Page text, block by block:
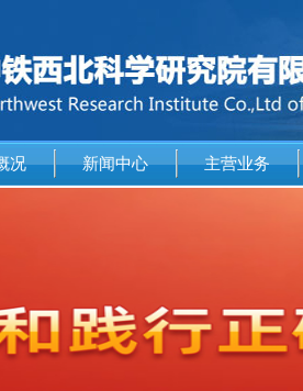
况 新闻中心 主营业务